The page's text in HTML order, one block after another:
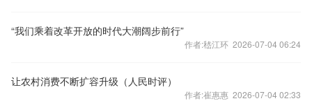
“我们乘着改革开放的时代大潮阔步前行”
作者:嵇江环 2026-07-04 06:24
让农村消费不断扩容升级（人民时评）
作者:崔惠惠 2026-07-04 02:33